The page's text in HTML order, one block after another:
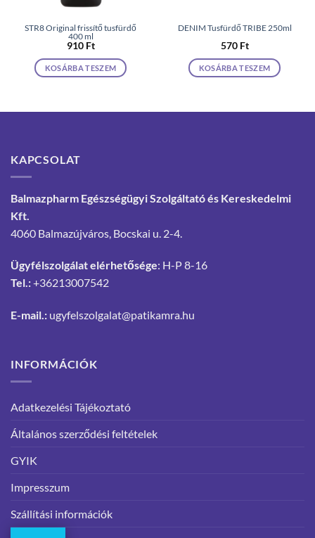
STR8 Original frissítő tusfürdő
400 ml
910 Ft
KOSÁRBA TESZEM
DENIM Tusfürdő TRIBE 250ml
570 Ft
KOSÁRBA TESZEM
KAPCSOLAT
Balmazpharm Egészségügyi Szolgáltató és Kereskedelmi
Kft.
4060 Balmazújváros, Bocskai u. 2-4.
Ügyfélszolgálat elérhetősége: H-P 8-16
Tel.:+36213007542
E-mail.: ugyfelszolgalat@patikamra.hu
INFORMÁCIÓK
Adatkezelési Tájékoztató
Általános szerződési feltételek
GYIK
Impresszum
Szállítási információk